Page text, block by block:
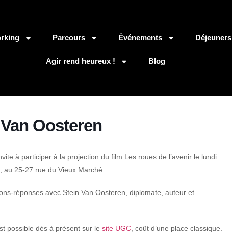
Parcours Événements Déjeuners
Agir rend heureux !
Blog
Oosteren
à participer à la projection du film Les roues de l’avenir le lundi
au 25-27 rue du Vieux Marché.
réponses avec Stein Van Oosteren, diplomate, auteur et
possible dès à présent sur le site UGC , coût d’une place classique.